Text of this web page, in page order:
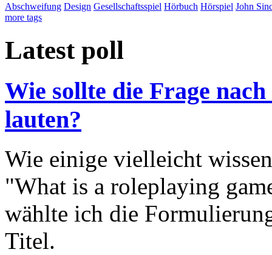
Abschweifung Design Gesellschaftsspiel Hörbuch Hörspiel John
more tags
Latest poll
Wie sollte die Frage
lauten?
Wie einige vielleicht
"What is a roleplaying
wählte ich die
Titel.